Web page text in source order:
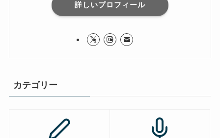
詳しいプロフィール
カテゴリー